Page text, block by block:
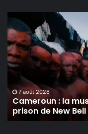
la
musique
comme
catharsis
à
prison
de
New
Bell
7 août 2026
Cameroun : la
prison de New Bell